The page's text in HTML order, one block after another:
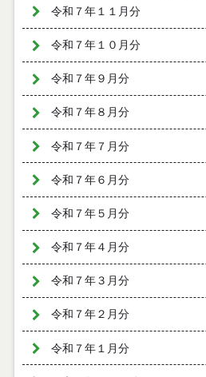
令和７年１１月分
令和７年１０月分
令和７年９月分
令和７年８月分
令和７年７月分
令和７年６月分
令和７年５月分
令和７年４月分
令和７年３月分
令和７年２月分
令和７年１月分